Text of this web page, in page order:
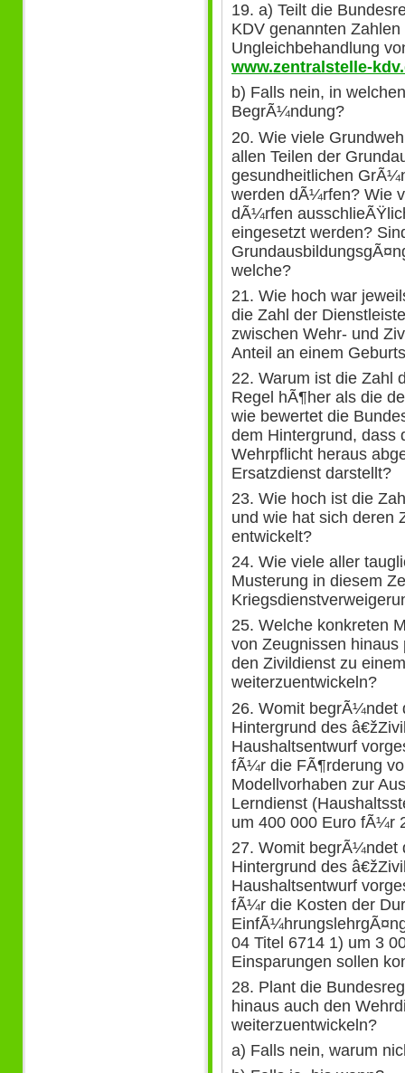
19. a) Teilt die
KDV genannten
Ungleichbehandlung
www.zentralstelle-
b) Falls nein, in
BegrÃ¼ndung?
20. Wie viele
allen Teilen der
gesundheitlichen
werden dÃ¼rfen? Wie
dÃ¼rfen
eingesetzt werden?
welche?
21. Wie hoch war
die Zahl der
zwischen Wehr- und
Anteil an einem
22. Warum ist die Zahl
Regel hÃ¶her als die
wie bewertet die
dem Hintergrund, dass
Wehrpflicht heraus
Ersatzdienst darstellt?
23. Wie hoch ist die
und wie hat sich deren
entwickelt?
24. Wie viele aller
Musterung in diesem
25. Welche konkreten
von Zeugnissen
den Zivildienst zu
weiterzuentwickeln?
26. Womit begrÃ¼ndet
Hintergrund des
Haushaltsentwurf
fÃ¼r die FÃ¶rderung
Modellvorhaben zur
Lerndienst
um 400 000 Euro fÃ¼r
27. Womit begrÃ¼ndet
Hintergrund des
Haushaltsentwurf
fÃ¼r die Kosten der
04 Titel 6714 1) um 3
Einsparungen sollen
28. Plant die
hinaus auch den
weiterzuentwickeln?
a) Falls nein, warum